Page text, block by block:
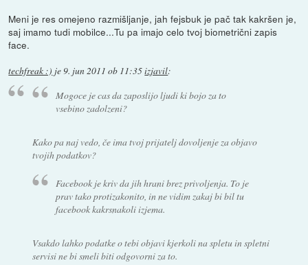
Meni je res omejeno razmišljanje, jah fejsbuk je pač tak kakršen je,
saj imamo tudi mobilce...Tu pa imajo celo tvoj biometrični zapis
face.
techfreak :) je9. jun 2011 ob 11:35izjavil:
Mogoce je cas da zaposlijo ljudi ki bojo za to
vsebino zadolzeni?
Kako pa naj vedo, če ima tvoj prijatelj dovoljenje za objavo
tvojih podatkov?
Facebook je kriv da jih hrani brez privoljenja. To je
prav tako protizakonito, in ne vidim zakaj bi bil tu
facebook kakrsnakoli izjema.
Vsakdo lahko podatke o tebi objavi kjerkoli na spletu in spletni
servisi ne bi smeli biti odgovorni za to.